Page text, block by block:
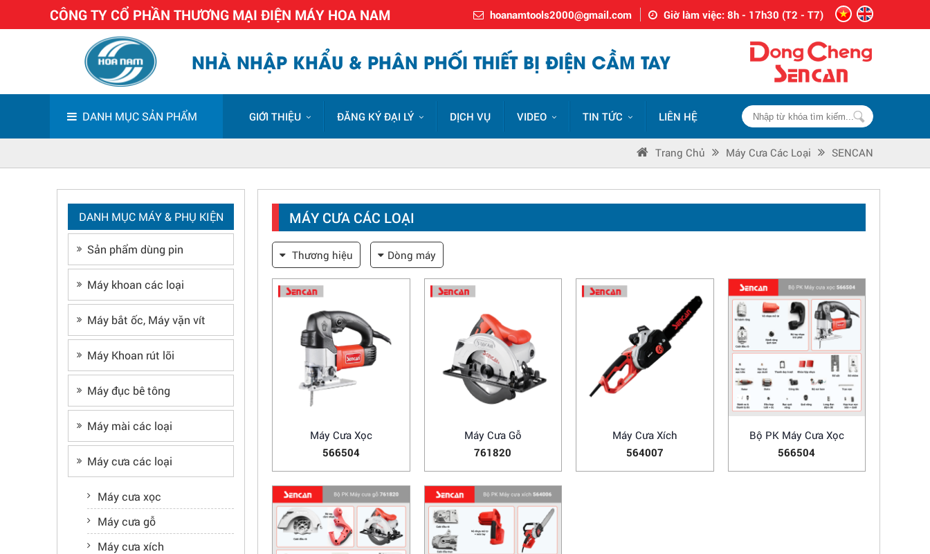
CÔNG TY CỔ PHẦN THƯƠNG MẠI ĐIỆN MÁY HOA NAM hoanamtools2000@gmail.com Giờ làm việc: 8h - 17h30 (T2 - T7)
NHÀ NHẬP KHẨU & PHÂN PHỐI THIẾT BỊ ĐIỆN CẦM TAY
DANH MỤC SẢN PHẨM GIỚI THIỆU ĐĂNG KÝ ĐẠI LÝ DỊCH VỤ VIDEO TIN TỨC LIÊN HỆ
Trang Chủ Máy Cưa Các Loại SENCAN
DANH MỤC MÁY & PHỤ KIỆN
Sản phẩm dùng pin
Máy khoan các loại
Máy bắt ốc, Máy vặn vít
Máy Khoan rút lõi
Máy đục bê tông
Máy mài các loại
Máy cưa các loại
Máy cưa xọc
Máy cưa gỗ
Máy cưa xích
MÁY CƯA CÁC LOẠI
Thương hiệu Dòng máy
Máy Cưa Xọc
566504
Máy Cưa Gỗ
761820
Máy Cưa Xích
564007
Bộ PK Máy Cưa Xọc
566504